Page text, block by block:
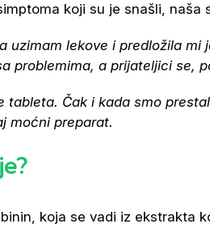
koji su je snašli,
uzimam lekove i predložila
problemima, a prijateljici se,
tableta. Čak i kada smo
moćni preparat.
koja se vadi iz ekstrakta